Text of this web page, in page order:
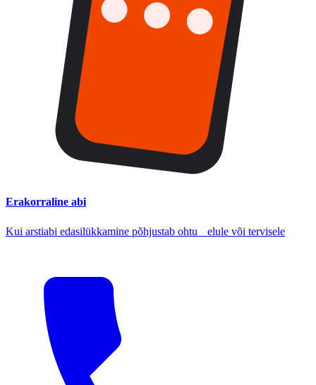
Erakorraline abi
Kui arstiabi edasilükkamine põhjustab ohtu elule või tervisele